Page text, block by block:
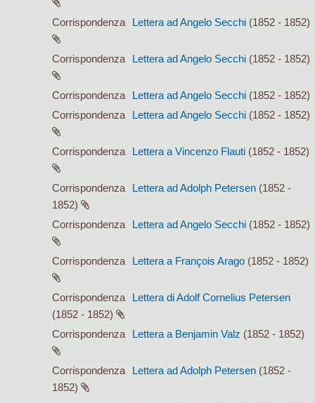
Corrispondenza Lettera ad Angelo Secchi (1852 - 1852)
Corrispondenza Lettera ad Angelo Secchi (1852 - 1852)
Corrispondenza Lettera ad Angelo Secchi (1852 - 1852)
Corrispondenza
Lettera ad Angelo Secchi (1852 - 1852)
Corrispondenza Lettera a Vincenzo Flauti (1852 - 1852)
Corrispondenza Lettera ad Adolph Petersen (1852 -
1852)
Corrispondenza
Lettera ad Angelo Secchi (1852 - 1852)
Corrispondenza Lettera a François Arago (1852 - 1852)
Corrispondenza
Lettera di Adolf Cornelius Petersen
(1852 - 1852)
Corrispondenza
Lettera a Benjamin Valz (1852 - 1852)
Corrispondenza Lettera ad Adolph Petersen (1852 -
1852)